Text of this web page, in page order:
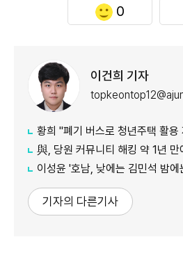
0
이건희 기자
황희 "폐기 버스로 청년주택 활용
與, 당원 커뮤니티 해킹 약 1년 만에
이성윤 '호남, 낮에는 김민석 밤에는 정청래' 언
기자의 다른기사